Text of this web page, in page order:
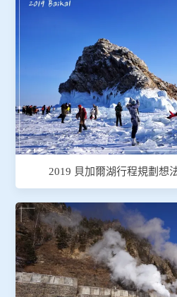
2019 貝加爾湖行程規劃想法